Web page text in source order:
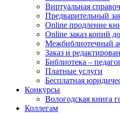
Виртуальная
Предварительный
Online продление
Online заказ копий
Межбиблиотечный
Заказ и
Библиотека –
Платные услуги
Бесплатная
Конкурсы
Вологодская книга
Коллегам